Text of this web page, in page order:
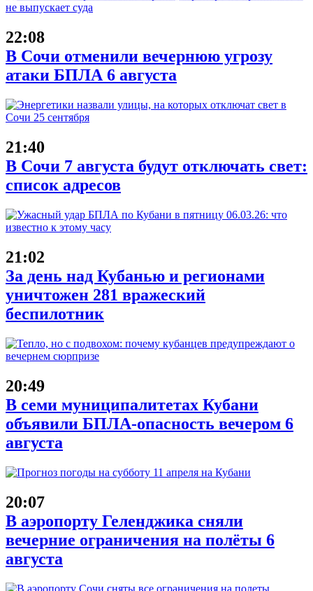
22:08
В Сочи отменили вечернюю угрозу
атаки БПЛА 6 августа
21:40
В Сочи 7 августа будут отключать свет:
список адресов
21:02
За день над Кубанью и регионами
уничтожен 281 вражеский
беспилотник
20:49
В семи муниципалитетах Кубани
объявили БПЛА-опасность вечером 6
августа
20:07
В аэропорту Геленджика сняли
вечерние ограничения на полёты 6
августа